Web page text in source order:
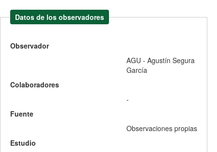
Datos de los observadores
Observador
AGU - Agustín Segura
García
Colaboradores
-
Fuente
Observaciones propias
Estudio